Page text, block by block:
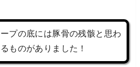
プの底には豚骨の残骸と思わ
ものがありました！